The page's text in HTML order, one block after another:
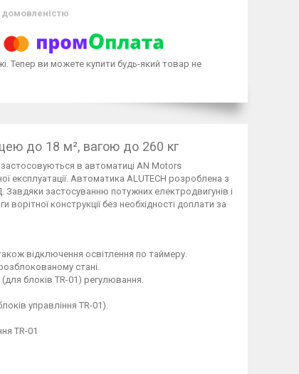
домовленістю
Тепер ви можете купити будь-який товар не
до 18 м², вагою до 260 кг
в автоматиці AN Motors
експлуатації. Автоматика ALUTECH розроблена з
Завдяки застосуванню потужних електродвигунів і
конструкції без необхідності доплати за
відключення освітлення по таймеру.
стані.
блоків TR-01) регулювання.
управління TR-01).
TR-01